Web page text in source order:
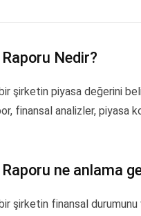
Nedir?
şirketin piyasa değerini
finansal analizler, piyasa
ne anlama
şirketin finansal